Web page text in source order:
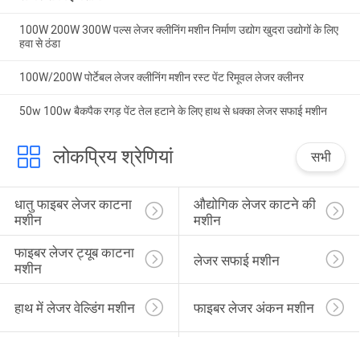
100W 200W 300W पल्स लेजर क्लीनिंग मशीन निर्माण उद्योग खुदरा उद्योगों के लिए
हवा से ठंडा
100W/200W पोर्टेबल लेजर क्लीनिंग मशीन रस्ट पेंट रिमूवल लेजर क्लीनर
50w 100w बैकपैक रगड़ पेंट तेल हटाने के लिए हाथ से धक्का लेजर सफाई मशीन
लोकप्रिय श्रेणियां सभी
धातु फाइबर लेजर काटना
मशीन
औद्योगिक लेजर काटने की
मशीन
फाइबर लेजर ट्यूब काटना
मशीन
लेजर सफाई मशीन
हाथ में लेजर वेल्डिंग मशीन फाइबर लेजर अंकन मशीन